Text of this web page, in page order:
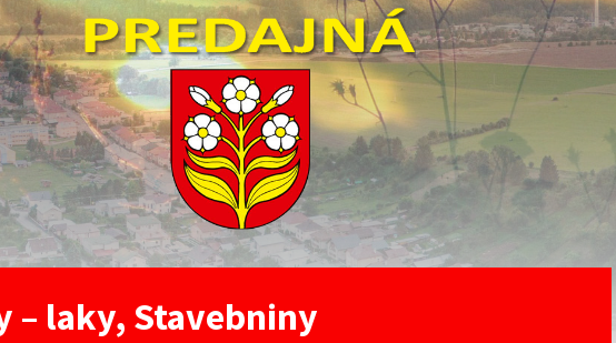
– laky, Stavebniny